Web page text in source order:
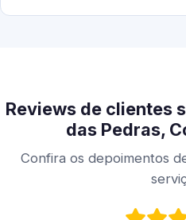
Reviews de clientes
das Pedras,
Confira os depoimentos